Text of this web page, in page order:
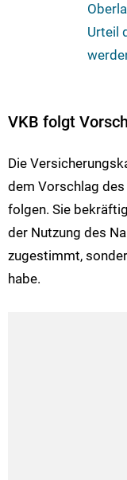
Urteil
VKB folgt
Die
dem Vorschlag
folgen. Sie
der Nutzung des
zugestimmt,
habe.